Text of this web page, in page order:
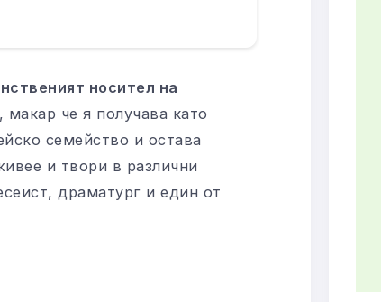
носител на
, макар че я получава като
семейство и остава
и твори в различни
драматург и един от